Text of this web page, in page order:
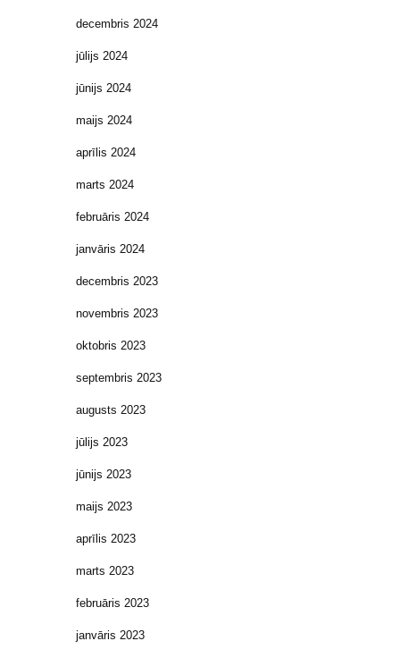
decembris 2024
jūlijs 2024
jūnijs 2024
maijs 2024
aprīlis 2024
marts 2024
februāris 2024
janvāris 2024
decembris 2023
novembris 2023
oktobris 2023
septembris 2023
augusts 2023
jūlijs 2023
jūnijs 2023
maijs 2023
aprīlis 2023
marts 2023
februāris 2023
janvāris 2023